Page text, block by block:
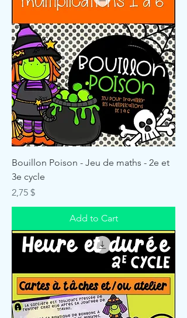
Bouillon Poison - Jeu de maths - 2e et
3e cycle
Price
2,75 $
Add to Cart